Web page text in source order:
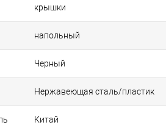
крышки
напольный
Черный
Нержавеющая сталь/пластик
Китай